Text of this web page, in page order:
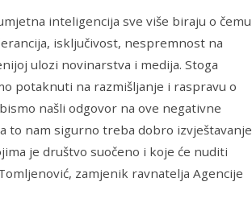
inteligencija sve više biraju o čemu
isključivost, nespremnost na
ulozi novinarstva i medija. Stoga
potaknuti na razmišljanje i raspravu o
našli odgovor na ove negativne
to nam sigurno treba dobro izvještavanje
je društvo suočeno i koje će nuditi
zamjenik ravnatelja Agencije